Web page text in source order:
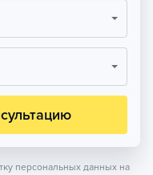
персональных данных на